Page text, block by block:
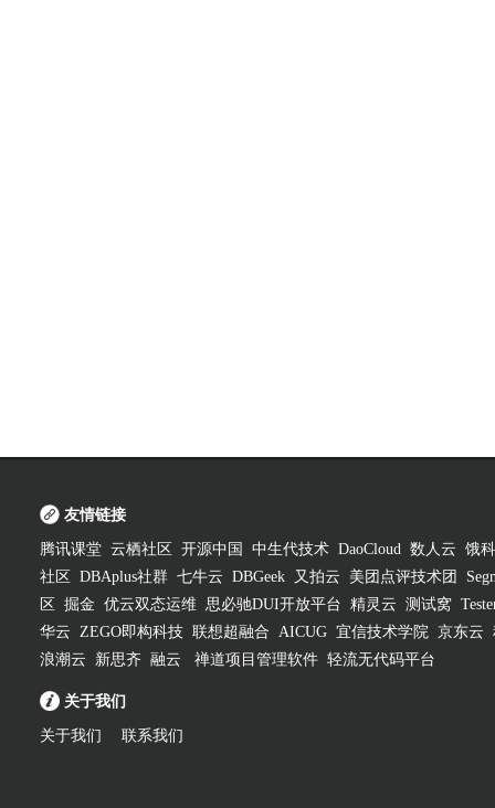
友情链接
腾讯课堂 云栖社区 开源中国 中生代技术 DaoCloud 数人云 饿
社区
DBAplus社群 七牛云 DBGeek 又拍云 美团点评技术团
区
掘金 优云双态运维 思必驰DUI开放平台 精灵云 测试窝
华云 ZEGO即构科技 联想超融合 AICUG 宜信技术学院 京东云
浪潮云
新思齐 融云 禅道项目管理软件 轻流无代码平台
关于我们
关于我们 联系我们